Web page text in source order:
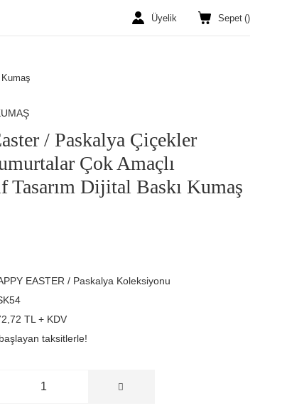
Üyelik Sepet ()
/ Paskalya Çiçekler
Çok Amaçlı
Tasarım Dijital Baskı Kumaş
EASTER / Paskalya Koleksiyonu
TL + KDV
taksitlerle!